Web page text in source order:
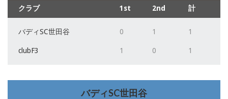
クラブ 1st 2nd 計
バディSC世田谷 0 1 1
clubF3 1 0 1
バディSC世田谷